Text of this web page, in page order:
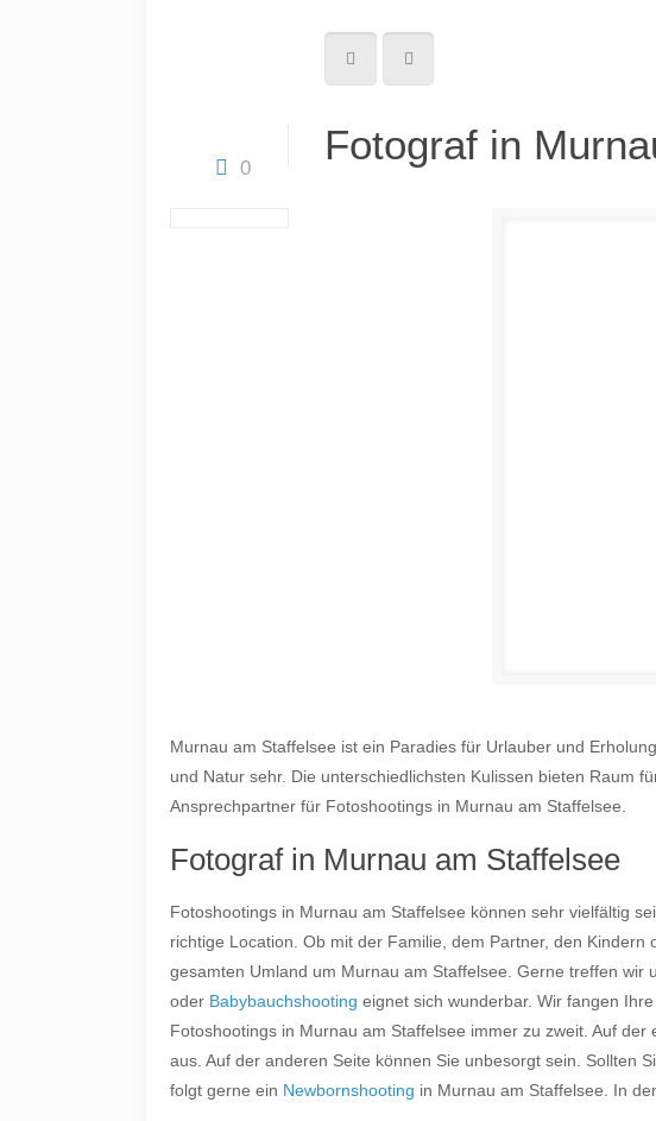
0
Fotograf in
Murnau am Staffelsee ist ein Paradies für Urlauber und
und Natur sehr. Die unterschiedlichsten Kulissen bieten Raum
Ansprechpartner für Fotoshootings in Murnau am Staffelsee.
Fotograf in Murnau am Staffelsee
Fotoshootings in Murnau am Staffelsee können sehr vielfältig
richtige Location. Ob mit der Familie, dem Partner, den Kindern
gesamten Umland um Murnau am Staffelsee. Gerne treffen
oder Babybauchshooting eignet sich wunderbar. Wir fangen
Fotoshootings in Murnau am Staffelsee immer zu zweit. Auf
aus. Auf der anderen Seite können Sie unbesorgt sein. Sollten
folgt gerne ein Newbornshooting in Murnau am Staffelsee. In